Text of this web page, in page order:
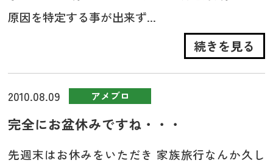
原因を特定する事が出来ず...
続きを見る
2010.08.09 アメブロ
完全にお盆休みですね・・・
先週末はお休みをいただき 家族旅行なんか久し